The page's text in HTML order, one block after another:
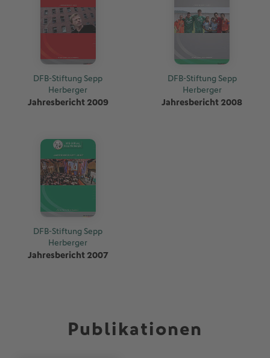
DFB-Stiftung Sepp
Herberger
Jahresbericht 2009
DFB-Stiftung Sepp
Herberger
Jahresbericht 2008
DFB-Stiftung Sepp
Herberger
Jahresbericht 2007
Publikationen